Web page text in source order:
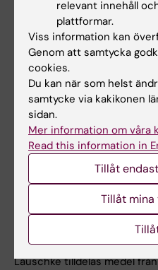
17 nov 2023
Volker Lauschke får
konsolideringsbidrag
KI-forskaren Volker
Vetenskapsrådets
forskningsprojektet
vävnadskommunikation för
fettleversjukdom" om den
Vetenskapsrådets
miljoner över fem år. Det är
Lauschke tilldelas medel
relevant innehåll
plattformar.
Viss information kan
Genom att samtycka
cookies.
Du kan när som helst
samtycke via kakikonen
sidan.
Mer information om våra
Read this information in
Tillåt
Tillåt mina